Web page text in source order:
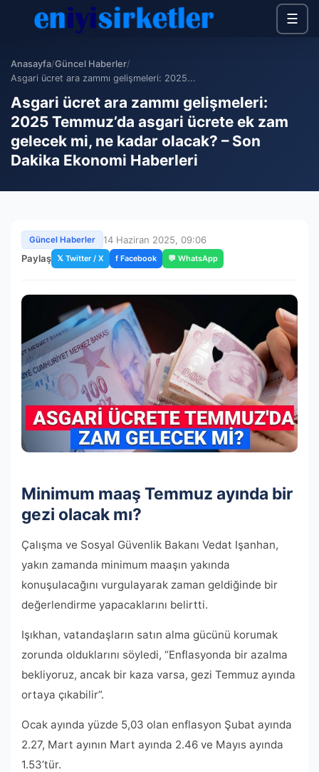
☰
Anasayfa/Güncel Haberler/
Asgari ücret ara zammı gelişmeleri: 2025...
Asgari ücret ara zammı gelişmeleri:
2025 Temmuz’da asgari ücrete ek zam
gelecek mi, ne kadar olacak? – Son
Dakika Ekonomi Haberleri
Güncel Haberler
14 Haziran 2025, 09:06
Paylaş 𝕏 Twitter / X f Facebook 💬 WhatsApp
Minimum maaş Temmuz ayında bir
gezi olacak mı?
Çalışma ve Sosyal Güvenlik Bakanı Vedat Işanhan,
yakın zamanda minimum maaşın yakında
konuşulacağını vurgulayarak zaman geldiğinde bir
değerlendirme yapacaklarını belirtti.
Işıkhan, vatandaşların satın alma gücünü korumak
zorunda olduklarını söyledi, “Enflasyonda bir azalma
bekliyoruz, ancak bir kaza varsa, gezi Temmuz ayında
ortaya çıkabilir”.
Ocak ayında yüzde 5,03 olan enflasyon Şubat ayında
2.27, Mart ayının Mart ayında 2.46 ve Mayıs ayında
1.53’tür.